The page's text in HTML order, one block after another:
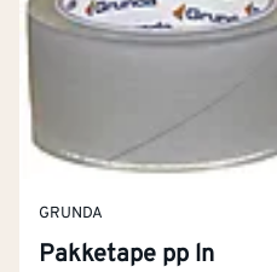
GRUNDA
Pakketape pp ln